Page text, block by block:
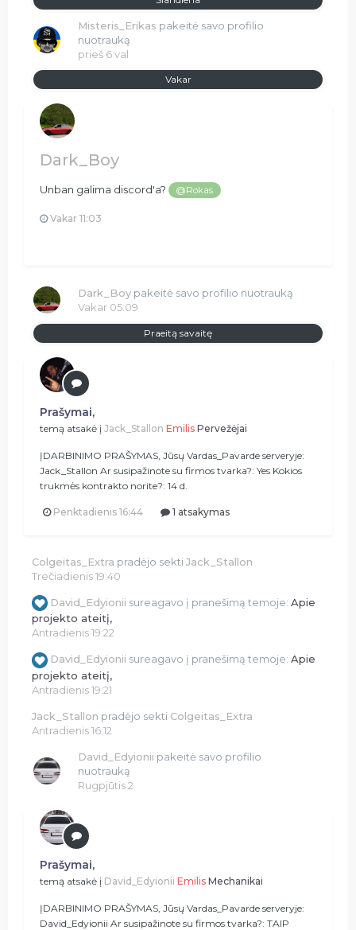
Misteris_Erikas pakeitė savo profilio
nuotrauką
prieš 6 val
Vakar
Dark_Boy
Unban galima discord'a? @Rokas
Vakar 11:03
Dark_Boy pakeitė savo profilio nuotrauką
Vakar 05:09
Praeitą savaitę
Prašymai,
temą atsakė į Jack_Stallon Emilis Pervežėjai
ĮDARBINIMO PRAŠYMAS, Jūsų Vardas_Pavarde serveryje:
Jack_Stallon Ar susipažinote su firmos tvarka?: Yes Kokios
trukmės kontrakto norite?: 14 d.
Penktadienis 16:44 1 atsakymas
Colgeitas_Extra pradėjo sektiJack_Stallon
Trečiadienis 19:40
David_Edyionii sureagavo į pranešimą temoje: Apie
projekto ateitį,
Antradienis 19:22
David_Edyionii sureagavo į pranešimą temoje: Apie
projekto ateitį,
Antradienis 19:21
Jack_Stallon pradėjo sekti Colgeitas_Extra
Antradienis 16:12
David_Edyionii pakeitė savo profilio
nuotrauką
Rugpjūtis 2
Prašymai,
temą atsakė į David_Edyionii Emilis Mechanikai
ĮDARBINIMO PRAŠYMAS, Jūsų Vardas_Pavarde serveryje:
David_Edyionii Ar susipažinote su firmos tvarka?: TAIP